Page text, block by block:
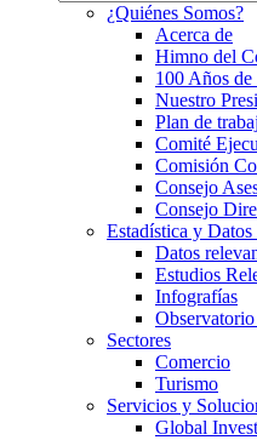
¿Quiénes Somos?
Acerca de
Himno del
100 Años
Nuestro
Plan de
Comité
Comisión
Consejo
Consejo
Estadística y Datos
Datos
Estudios
Infografías
Sectores
Comercio
Turismo
Servicios y
Global